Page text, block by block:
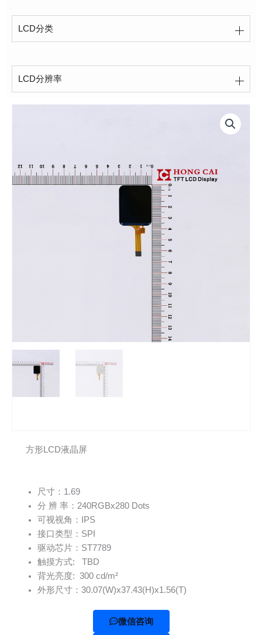
LCD分类
LCD分辨率
方形LCD液晶屏
尺寸：1.69
分 辨 率：240RGBx280 Dots
可视视角：IPS
接口类型：SPI
驱动芯片：ST7789
触摸方式: TBD
背光亮度: 300 cd/m²
外形尺寸：30.07(W)x37.43(H)x1.56(T)
微信咨询